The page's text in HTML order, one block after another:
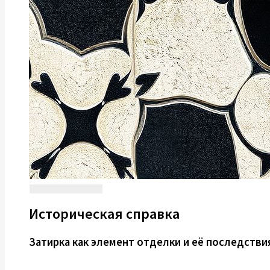
Историческая справка
Затирка как элемент отделки и её